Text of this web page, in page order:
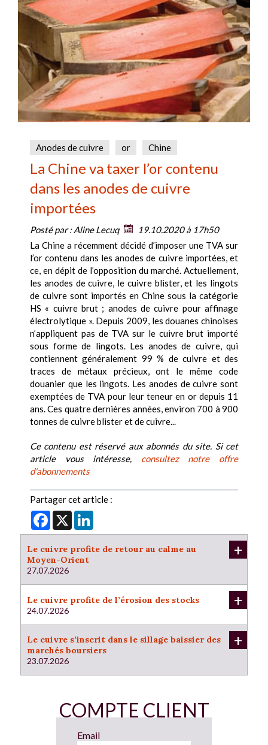
Anodes de cuivre or Chine
La Chine va taxer l’or contenu
dans les anodes de cuivre
importées
Posté par :Aline Lecuq
19.10.2020 à 17h50
La Chine a récemment décidé d’imposer une TVA sur
l’or contenu dans les anodes de cuivre importées, et
ce, en dépit de l’opposition du marché. Actuellement,
les anodes de cuivre, le cuivre blister, et les lingots
de cuivre sont importés en Chine sous la catégorie
HS « cuivre brut ; anodes de cuivre pour affinage
électrolytique ». Depuis 2009, les douanes chinoises
n’appliquent pas de TVA sur le cuivre brut importé
sous forme de lingots. Les anodes de cuivre, qui
contiennent généralement 99 % de cuivre et des
traces de métaux précieux, ont le même code
douanier que les lingots. Les anodes de cuivre sont
exemptées de TVA pour leur teneur en or depuis 11
ans. Ces quatre dernières années, environ 700 à 900
tonnes de cuivre blister et de cuivre...
Ce contenu est réservé aux abonnés du site. Si cet
article vous intéresse, consultez notre offre
d'abonnements
Partager cet article :
Facebook
X
Le cuivre profite de retour au calme au
Moyen-Orient
27.07.2026
+
Le cuivre profite de l’érosion des stocks
24.07.2026
+
Le cuivre s’inscrit dans le sillage baissier des
marchés boursiers
23.07.2026
+
COMPTE CLIENT
Email